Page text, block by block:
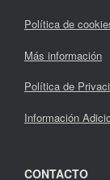
Política de
Más información
Política de
Información
CONTACTO